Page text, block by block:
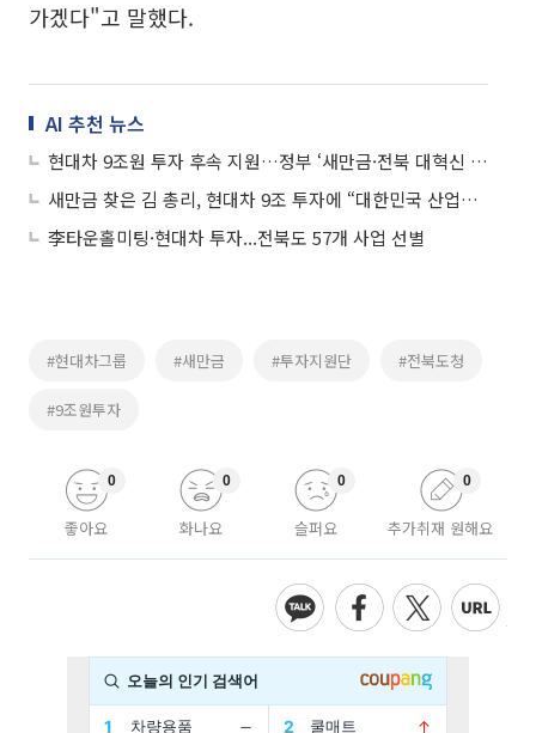
가겠다"고 말했다.
AI 추천 뉴스
현대차 9조원 투자 후속 지원…정부 ‘새만금·전북 대혁신 TF’ 출범
새만금 찾은 김 총리, 현대차 9조 투자에 “대한민국 산업지도 바꾸는 전환점”
李타운홀미팅·현대차 투자...전북도 57개 사업 선별
#현대차그룹 #새만금 #투자지원단 #전북도청
#9조원투자
좋아요
0
화나요
0
슬퍼요
0
추가취재 원해요
0